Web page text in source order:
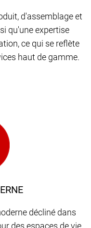
d'assemblage et
qu'une expertise
ce qui se reflète
haut de gamme.
décliné dans
des espaces de vie